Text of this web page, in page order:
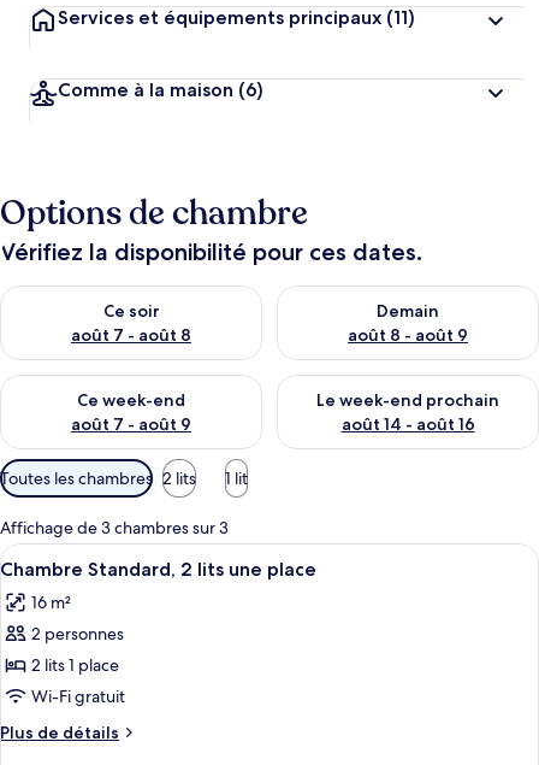
Services et équipements principaux (11)
Comme à la maison (6)
Options de chambre
Vérifiez la disponibilité pour ces dates.
Ce soir
août 7 - août 8
Vérifier la disponibilité pour ce soir août 7 - août 8
Demain
août 8 - août 9
Vérifier la disponibilité pour
Ce week-end
août 7 - août 9
Vérifier la disponibilité pour ce week-end août 7 - août 9
Le week-end prochain
août 14 - août 16
Vérifier la disponibilité pour
Filtres
disponibles
pour
les
chambres
Toutes les chambres 2 lits 1 lit
Affichage de 3 chambres sur 3
Afficher
toutes
les
photos
pour
ce
type
de
Une chambre d’hôtel équipée d’un
7
Chambre Standard, 2 lits une place
16 m²
2 personnes
2 lits 1 place
Wi-Fi gratuit
Plus de détails
Plus